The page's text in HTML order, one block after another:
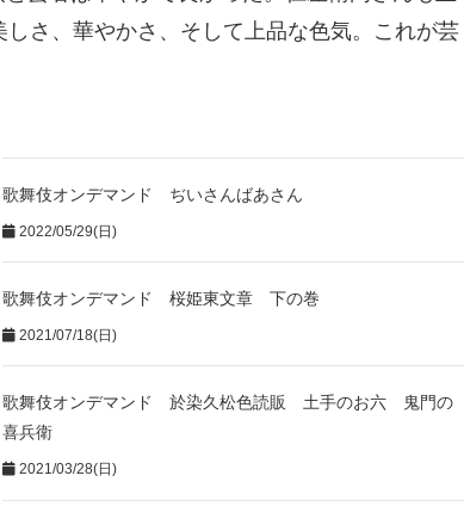
さ、華やかさ、そして上品な色気。これが芸
歌舞伎オンデマンド ぢいさんばあさん
2022/05/29(日)
歌舞伎オンデマンド 桜姫東文章 下の巻
2021/07/18(日)
歌舞伎オンデマンド 於染久松色読販 土手のお六 鬼門の
喜兵衛
2021/03/28(日)